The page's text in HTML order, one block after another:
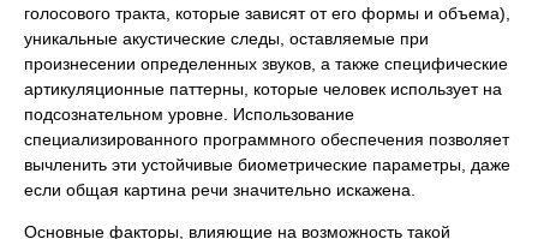
голосового тракта, которые зависят от его формы и объема),
уникальные акустические следы, оставляемые при
произнесении определенных звуков, а также специфические
артикуляционные паттерны, которые человек использует на
подсознательном уровне. Использование
специализированного программного обеспечения позволяет
вычленить эти устойчивые биометрические параметры, даже
если общая картина речи значительно искажена.
Основные факторы, влияющие на возможность такой